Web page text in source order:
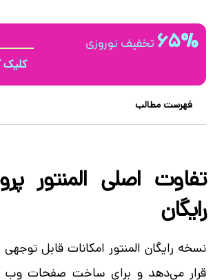
65% تخفیف نوروزی
کلیک
فهرست مطالب
تفاوت اصلی المنتور پرو
رایگان
نسخه رایگان المنتور امکانات قابل توجهی
قرار می‌دهد و برای ساخت صفحات وب